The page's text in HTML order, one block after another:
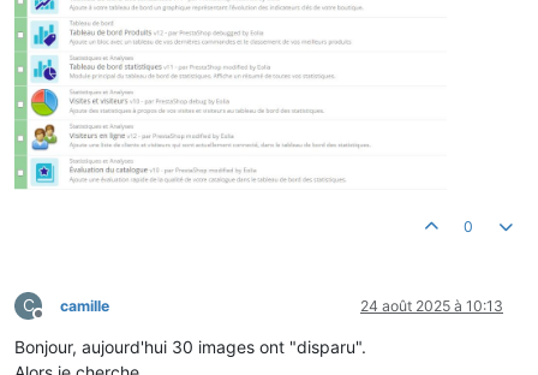
0
C
Hors-ligne
camille 24 août 2025 à 10:13
Bonjour, aujourd'hui 30 images ont "disparu".